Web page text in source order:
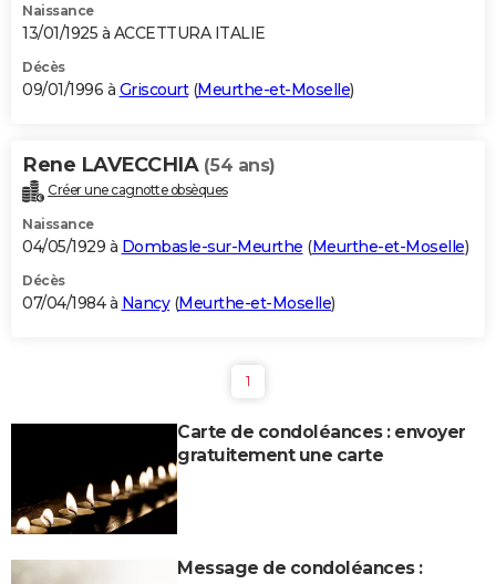
Naissance
13/01/1925 à ACCETTURA ITALIE
Décès
09/01/1996 à Griscourt(Meurthe-et-Moselle)
Rene LAVECCHIA (54 ans)
Créer une cagnotte obsèques
Naissance
04/05/1929 à Dombasle-sur-Meurthe (Meurthe-et-Moselle)
Décès
07/04/1984 à Nancy(Meurthe-et-Moselle)
1
Carte de condoléances : envoyer
gratuitement une carte
Message de condoléances :